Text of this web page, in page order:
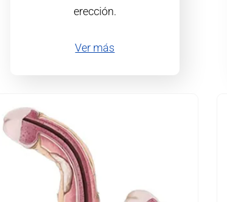
erección.
Ver más